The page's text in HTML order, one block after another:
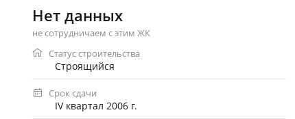
Нет данных
не сотрудничаем с этим ЖК
Статус строительства
Строящийся
Срок сдачи
IV квартал 2006 г.